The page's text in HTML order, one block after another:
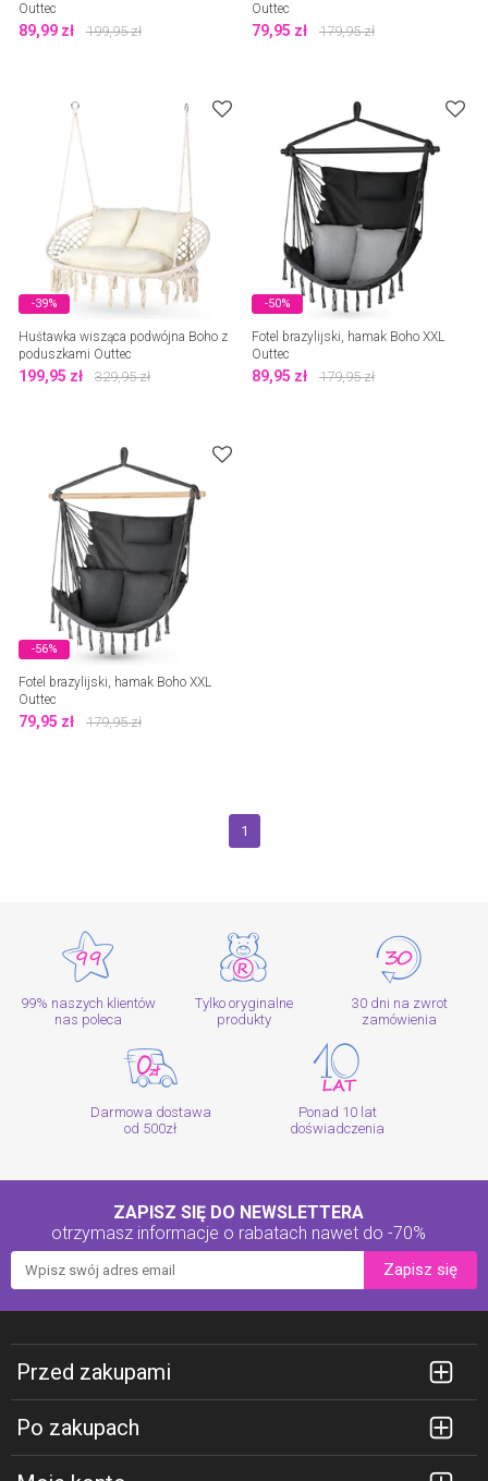
Outtec
89,99 zł 199,95zł
Outtec
79,95 zł 179,95zł
-39%
Huśtawka wisząca podwójna Boho z
poduszkami Outtec
199,95 zł 329,95zł
-50%
Fotel brazylijski, hamak Boho XXL
Outtec
89,95 zł 179,95zł
-56%
Fotel brazylijski, hamak Boho XXL
Outtec
79,95 zł 179,95zł
1
99% naszych klientów
nas poleca
Tylko oryginalne
produkty
30 dni na zwrot
zamówienia
Darmowa dostawa
od 500zł
Ponad 10 lat
doświadczenia
ZAPISZ SIĘ DO NEWSLETTERA
otrzymasz informacje o rabatach nawet do -70%
Zapisz się
Przed zakupami
Po zakupach